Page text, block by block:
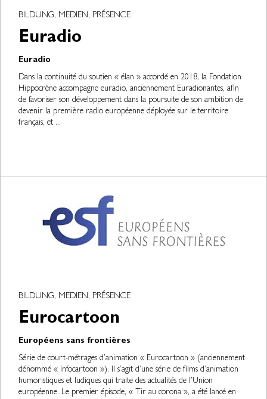
BILDUNG, MEDIEN, PRÉSENCE
Euradio
Euradio
Dans la continuité du soutien « élan » accordé en 2018, la Fondation
Hippocrène accompagne euradio, anciennement Euradionantes, afin
de favoriser son développement dans la poursuite de son ambition de
devenir la première radio européenne déployée sur le territoire
français, et ...
BILDUNG, MEDIEN, PRÉSENCE
Eurocartoon
Européens sans frontières
Série de court-métrages d’animation « Eurocartoon » (anciennement
dénommé « Infocartoon »). Il s’agit d’une série de films d’animation
humoristiques et ludiques qui traite des actualités de l’Union
européenne. Le premier épisode, « Tir au corona », a été lancé en